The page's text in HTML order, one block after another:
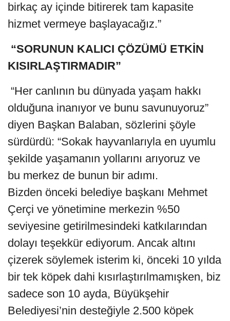
birkaç ay içinde bitirerek tam kapasite
hizmet vermeye başlayacağız.”
“SORUNUN KALICI ÇÖZÜMÜ ETKİN
KISIRLAŞTIRMADIR”
“Her canlının bu dünyada yaşam hakkı
olduğuna inanıyor ve bunu savunuyoruz”
diyen Başkan Balaban, sözlerini şöyle
sürdürdü: “Sokak hayvanlarıyla en uyumlu
şekilde yaşamanın yollarını arıyoruz ve
bu merkez de bunun bir adımı.
Bizden önceki belediye başkanı Mehmet
Çerçi ve yönetimine merkezin %50
seviyesine getirilmesindeki katkılarından
dolayı teşekkür ediyorum. Ancak altını
çizerek söylemek isterim ki, önceki 10 yılda
bir tek köpek dahi kısırlaştırılmamışken, biz
sadece son 10 ayda, Büyükşehir
Belediyesi’nin desteğiyle 2.500 köpek